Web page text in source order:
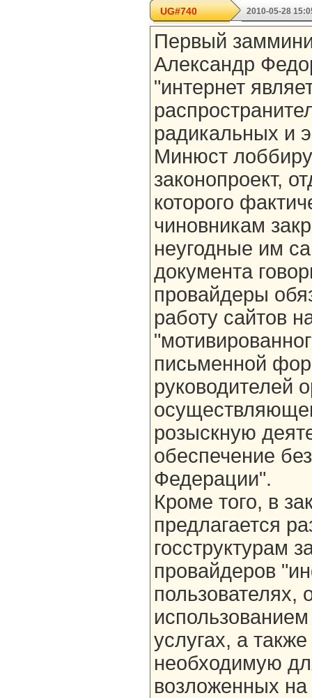
UG#740 2010-05-28
Первый
Александр
"интернет
радикальных и
Минюст
законопроект,
которого
чиновникам
неугодные им
документа
провайдеры
работу сайтов
письменной
руководителей
розыскную
обеспечение
Федерации".
Кроме того, в
предлагается
госструктурам
провайдеров
услугах, а
необходимую
возложенных на